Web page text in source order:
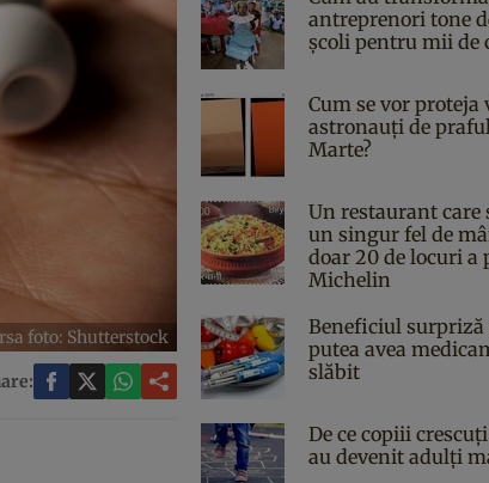
foto: Shutterstock
antreprenori tone
școli pentru mii de
Cum se vor
astronauți de
Marte?
Un restaurant care
un singur fel de
doar 20 de locuri a
Michelin
Beneficiul surpriză
putea avea
slăbit
De ce copiii
au devenit adulți